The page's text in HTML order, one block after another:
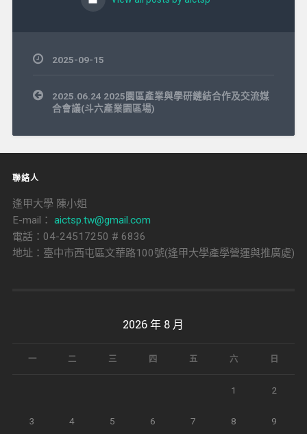
2025-09-15
文
章
2025.06.24 2025園區產業與學研鏈結合作及交流媒
合會議(斗六產業園區場)
聯絡人
逢甲大學 陳小姐
E-mail： aictsp.tw@gmail.com
電話：04-24517250 # 6836
地址：臺中市西屯區文華路100號(逢甲大學產學營運與推廣處)
2026 年 8 月
一 二 三 四 五 六 日
1 2
3 4 5 6 7 8 9